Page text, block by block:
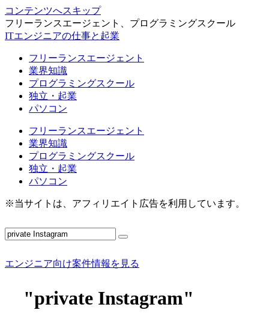
コンテンツへスキップ
フリーランスエージェント、プログラミングスクール
ITエンジニアの仕事と起業
フリーランスエージェント
業界知識
プログラミングスクール
独立・起業
パソコン
フリーランスエージェント
業界知識
プログラミングスクール
独立・起業
パソコン
※当サイトは、アフィリエイト広告を利用しています。
エンジニア向け案件情報を見る
"private Instagram"